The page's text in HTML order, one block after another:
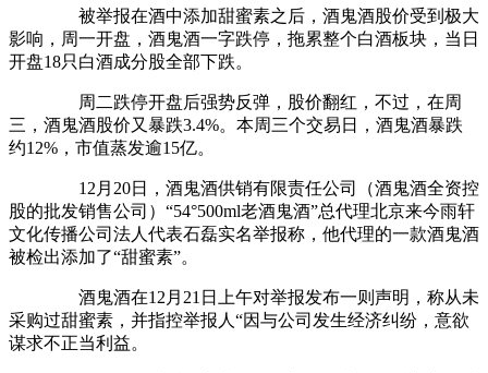
被举报在酒中添加甜蜜素之后，酒鬼酒股价受到极大
影响，周一开盘，酒鬼酒一字跌停，拖累整个白酒板块，当日
开盘18只白酒成分股全部下跌。
周二跌停开盘后强势反弹，股价翻红，不过，在周
三，酒鬼酒股价又暴跌3.4%。本周三个交易日，酒鬼酒暴跌
约12%，市值蒸发逾15亿。
12月20日，酒鬼酒供销有限责任公司（酒鬼酒全资控
股的批发销售公司）“54°500ml老酒鬼酒”总代理北京来今雨轩
文化传播公司法人代表石磊实名举报称，他代理的一款酒鬼酒
被检出添加了“甜蜜素”。
酒鬼酒在12月21日上午对举报发布一则声明，称从未
采购过甜蜜素，并指控举报人“因与公司发生经济纠纷，意欲
谋求不正当利益。